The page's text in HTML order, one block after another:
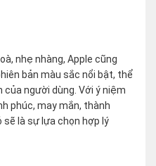
nhẹ nhàng, Apple cũng
bản màu sắc nổi bật, thể
người dùng. Với ý niệm
phúc, may mắn, thành
sẽ là sự lựa chọn hợp lý